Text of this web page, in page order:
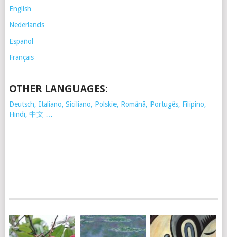
English
Nederlands
Español
Français
OTHER LANGUAGES:
Deutsch, Italiano, Siciliano, Polskie, Românã, Portugês, Filipino,
Hindi, 中文 …